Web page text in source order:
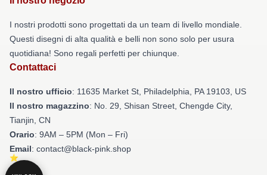
I nostri prodotti sono progettati da un team di livello mondiale.
Questi disegni di alta qualità e belli non sono solo per usura
quotidiana! Sono regali perfetti per chiunque.
Contattaci
Il nostro ufficio: 11635 Market St, Philadelphia, PA 19103, US
Il nostro magazzino: No. 29, Shisan Street, Chengde City,
Tianjin, CN
Orario: 9AM – 5PM (Mon – Fri)
Email: contact@black-pink.shop